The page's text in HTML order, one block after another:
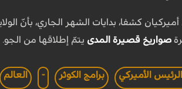
صواريخ قصيرة المدى يتمّ إطلاقها من الجو.
الرئيس الأميركي برامج الكوثر - العالم